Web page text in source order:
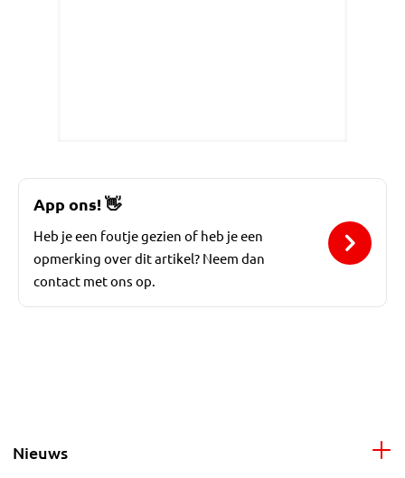
App ons!👋
Heb je een foutje gezien of heb je een
opmerking over dit artikel? Neem dan
contact met ons op.
Nieuws